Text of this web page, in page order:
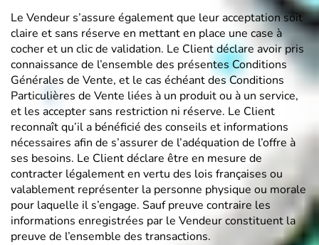
Le Vendeur s’assure également que leur acceptation soit
claire et sans réserve en mettant en place une case à
cocher et un clic de validation. Le Client déclare avoir pris
connaissance de l’ensemble des présentes Conditions
Générales de Vente, et le cas échéant des Conditions
Particulières de Vente liées à un produit ou à un service,
et les accepter sans restriction ni réserve. Le Client
reconnaît qu’il a bénéficié des conseils et informations
nécessaires afin de s’assurer de l’adéquation de l’offre à
ses besoins. Le Client déclare être en mesure de
contracter légalement en vertu des lois françaises ou
valablement représenter la personne physique ou morale
pour laquelle il s’engage. Sauf preuve contraire les
informations enregistrées par le Vendeur constituent la
preuve de l’ensemble des transactions.